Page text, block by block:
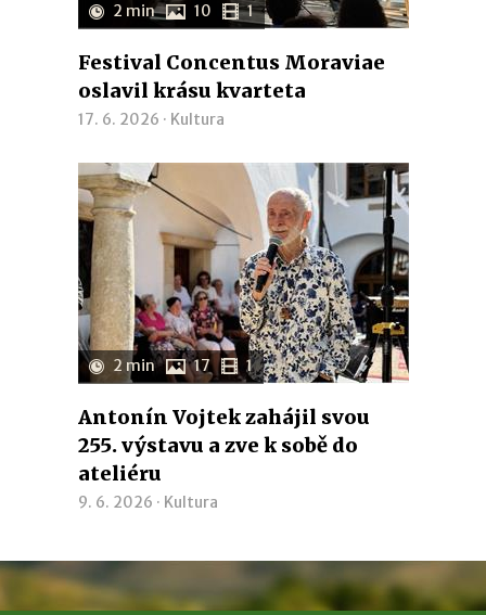
2 min 10 1
Festival Concentus Moraviae
oslavil krásu kvarteta
17. 6. 2026 · Kultura
2 min 17 1
Antonín Vojtek zahájil svou
255. výstavu a zve k sobě do
ateliéru
9. 6. 2026 · Kultura